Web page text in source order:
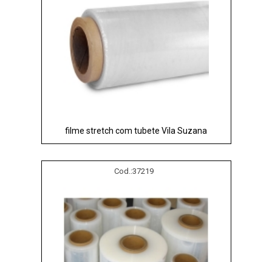
filme stretch com tubete Vila Suzana
Cod.:37219